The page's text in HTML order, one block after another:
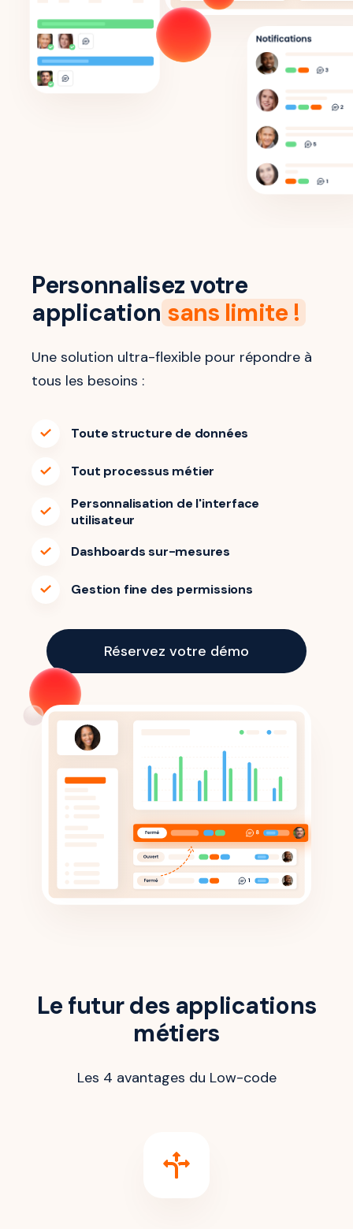
Personnalisez votre
application sans limite !
Une solution ultra-flexible pour répondre à
tous les besoins :
Toute structure de données
Tout processus métier
Personnalisation de l'interface
utilisateur
Dashboards sur-mesures
Gestion fine des permissions
Réservez votre démo
Le futur des applications
métiers
Les 4 avantages du Low-code